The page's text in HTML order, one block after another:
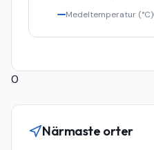
Medeltemperatur (°C)
0
Närmaste orter